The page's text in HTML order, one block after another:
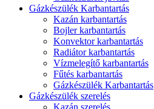
Gázkészülék Karbantartás
Kazán karbantartás
Bojler karbantartás
Konvektor karbantartás
Radiátor karbantartás
Vízmelegítő karbantartás
Fűtés karbantartás
Gázkészülék Karbantartás
Gázkészülék szerelés
Kazán szerelés